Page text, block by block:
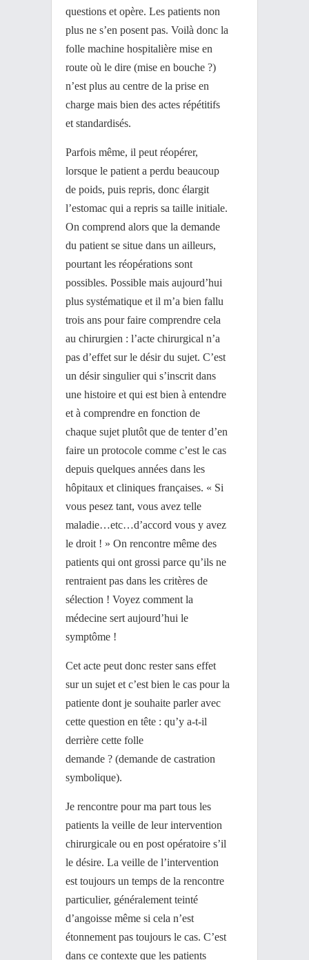
questions et opère. Les patients non
plus ne s’en posent pas. Voilà donc la
folle machine hospitalière mise en
route où le dire (mise en bouche ?)
n’est plus au centre de la prise en
charge mais bien des actes répétitifs
et standardisés.
Parfois même, il peut réopérer,
lorsque le patient a perdu beaucoup
de poids, puis repris, donc élargit
l’estomac qui a repris sa taille initiale.
On comprend alors que la demande
du patient se situe dans un ailleurs,
pourtant les réopérations sont
possibles. Possible mais aujourd’hui
plus systématique et il m’a bien fallu
trois ans pour faire comprendre cela
au chirurgien : l’acte chirurgical n’a
pas d’effet sur le désir du sujet. C’est
un désir singulier qui s’inscrit dans
une histoire et qui est bien à entendre
et à comprendre en fonction de
chaque sujet plutôt que de tenter d’en
faire un protocole comme c’est le cas
depuis quelques années dans les
hôpitaux et cliniques françaises. « Si
vous pesez tant, vous avez telle
maladie…etc…d’accord vous y avez
le droit ! » On rencontre même des
patients qui ont grossi parce qu’ils ne
rentraient pas dans les critères de
sélection ! Voyez comment la
médecine sert aujourd’hui le
symptôme !
Cet acte peut donc rester sans effet
sur un sujet et c’est bien le cas pour la
patiente dont je souhaite parler avec
cette question en tête : qu’y a-t-il
derrière cette folle
demande ? (demande de castration
symbolique).
Je rencontre pour ma part tous les
patients la veille de leur intervention
chirurgicale ou en post opératoire s’il
le désire. La veille de l’intervention
est toujours un temps de la rencontre
particulier, généralement teinté
d’angoisse même si cela n’est
étonnement pas toujours le cas. C’est
dans ce contexte que les patients